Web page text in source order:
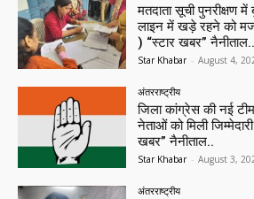
मतदाता सूची पुनरीक्षण
लाइन में खड़े रहने को
) “स्टार खबर” नैनीताल..
Star Khabar - August 4,
अंतरराष्ट्रीय
जिला कांग्रेस की नई
नेताओं को मिली
खबर” नैनीताल..
Star Khabar - August 3,
अंतरराष्ट्रीय